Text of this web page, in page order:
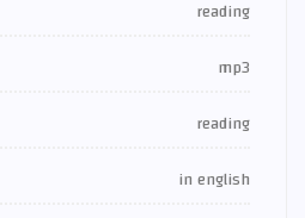
reading
mp3
reading
in english